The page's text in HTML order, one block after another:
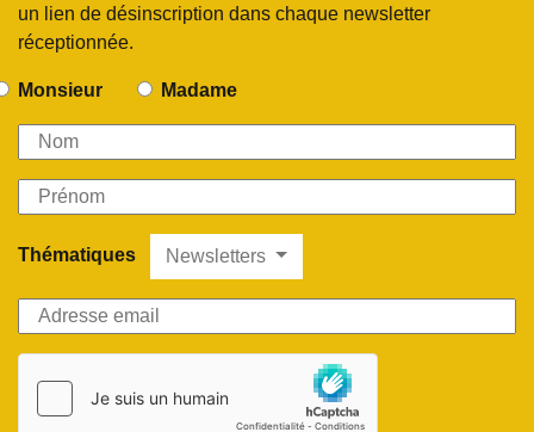
un lien de désinscription dans chaque newsletter
réceptionnée.
Monsieur Madame
Thématiques Newsletters